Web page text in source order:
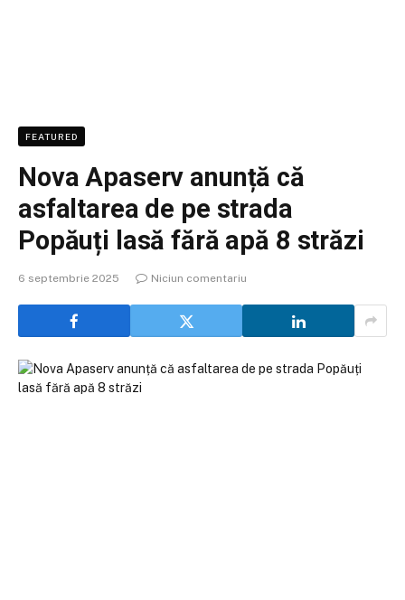
FEATURED
Nova Apaserv anunță că
asfaltarea de pe strada
Popăuți lasă fără apă 8 străzi
6 septembrie 2025 Niciun comentariu